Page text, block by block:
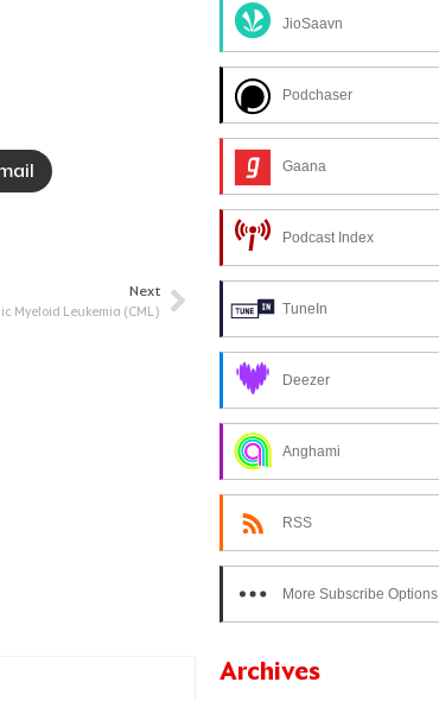
Next
Myeloid Leukemia (CML)Next
JioSaavn
Podchaser
Gaana
Podcast Index
TuneIn
Deezer
Anghami
RSS
More Subscribe Options
Archives